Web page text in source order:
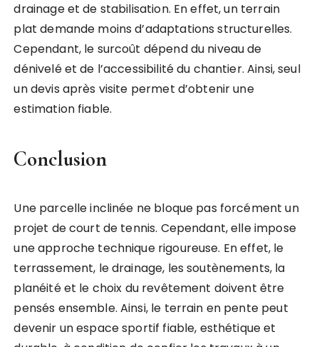
drainage et de stabilisation. En effet, un terrain
plat demande moins d’adaptations structurelles.
Cependant, le surcoût dépend du niveau de
dénivelé et de l’accessibilité du chantier. Ainsi, seul
un devis après visite permet d’obtenir une
estimation fiable.
Conclusion
Une parcelle inclinée ne bloque pas forcément un
projet de court de tennis. Cependant, elle impose
une approche technique rigoureuse. En effet, le
terrassement, le drainage, les soutènements, la
planéité et le choix du revêtement doivent être
pensés ensemble. Ainsi, le terrain en pente peut
devenir un espace sportif fiable, esthétique et